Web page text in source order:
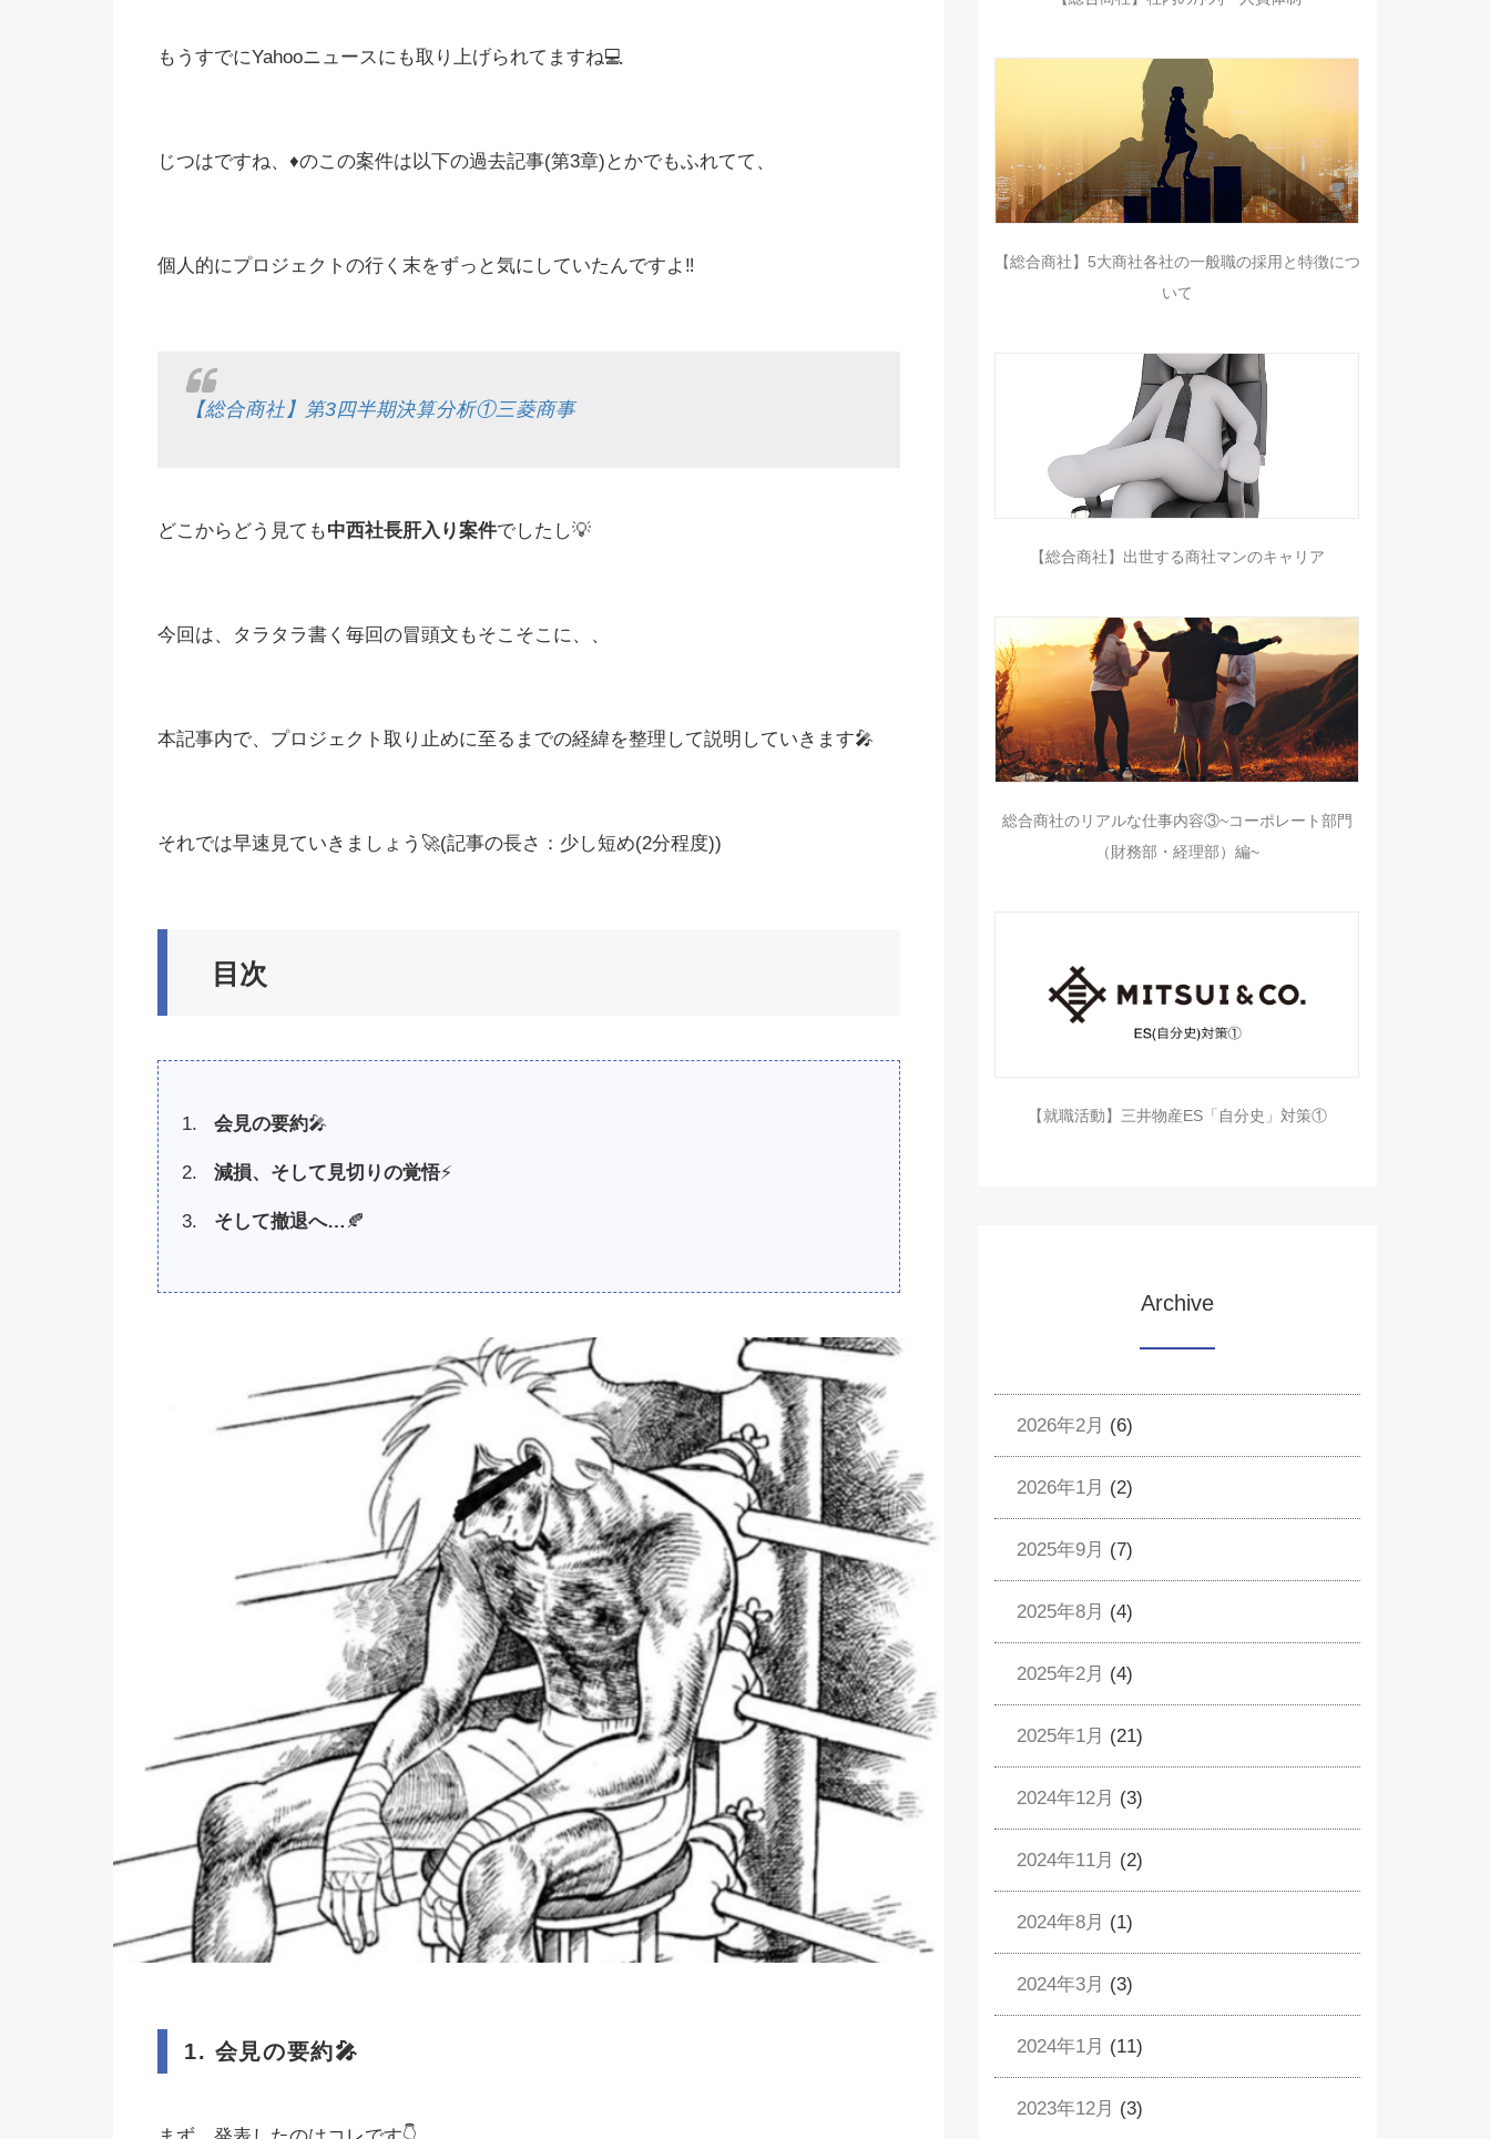
もうすでにYahooニュースにも取り上げられてますね💻
じつはですね、♦️のこの案件は以下の過去記事(第3章)とかでもふれてて、
個人的にプロジェクトの行く末をずっと気にしていたんですよ‼️
【総合商社】第3四半期決算分析①三菱商事
どこからどう見ても中西社長肝入り案件でしたし💡
今回は、タラタラ書く毎回の冒頭文もそこそこに、、
本記事内で、プロジェクト取り止めに至るまでの経緯を整理して説明していきます🎤
それでは早速見ていきましょう🚀(記事の長さ：少し短め(2分程度))
目次
会見の要約🎤
減損、そして見切りの覚悟⚡️
そして撤退へ… 🍂
1. 会見の要約🎤
【総合商社】5大商社各社の一般職の採用と特徴につ
いて
【総合商社】出世する商社マンのキャリア
総合商社のリアルな仕事内容③~コーポレート部門
（財務部・経理部）編~
【就職活動】三井物産ES「自分史」対策①
Archive
2026年2月 (6)
2026年1月 (2)
2025年9月 (7)
2025年8月 (4)
2025年2月 (4)
2025年1月 (21)
2024年12月 (3)
2024年11月 (2)
2024年8月 (1)
2024年3月 (3)
2024年1月 (11)
2023年12月 (3)